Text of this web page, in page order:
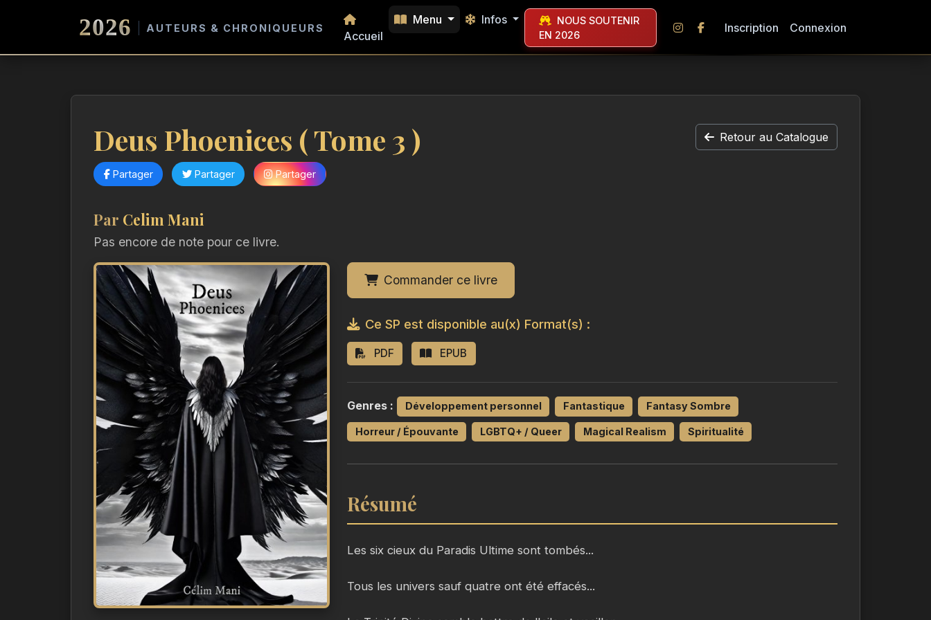
2026 AUTEURS & CHRONIQUEURS
Accueil
Menu Infos
NOUS SOUTENIR
EN 2026
Inscription Connexion
Deus Phoenices ( Tome 3 ) Retour au Catalogue
Partager Partager Partager
Par Celim Mani
Pas encore de note pour ce livre.
Commander ce livre
Ce SP est disponible au(x) Format(s) :
PDF EPUB
Genres : Développement personnel Fantastique Fantasy Sombre
Horreur / Épouvante LGBTQ+ / Queer Magical Realism Spiritualité
Résumé
Les six cieux du Paradis Ultime sont tombés...
Tous les univers sauf quatre ont été effacés...